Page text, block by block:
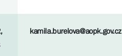
kamila.burelova@aopk.gov.cz